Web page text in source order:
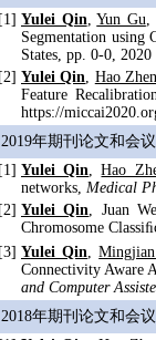
[1] Yulei Qin,Yun Gu,
Segmentation using
States, pp. 0-0, 2020
[2] Yulei Qin, Hao
Feature
https://
2019年期刊论文和会
[1] Yulei Qin,Hao
networks, Medical
[2] Yulei Qin, Juan
Chromosome
[3] Yulei Qin,
Connectivity Aware
and Computer
2018年期刊论文和会